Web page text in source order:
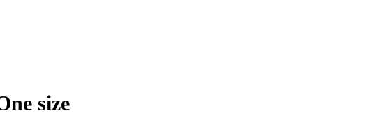
size